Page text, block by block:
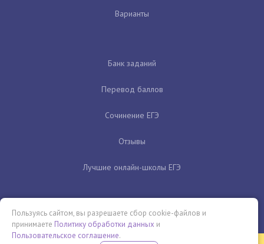
Варианты
Банк заданий
Перевод баллов
Сочинение ЕГЭ
Отзывы
Лучшие онлайн-школы ЕГЭ
Пользуясь сайтом, вы разрешаете сбор cookie-файлов и
принимаете Политику обработки данных и
Пользовательское соглашение.